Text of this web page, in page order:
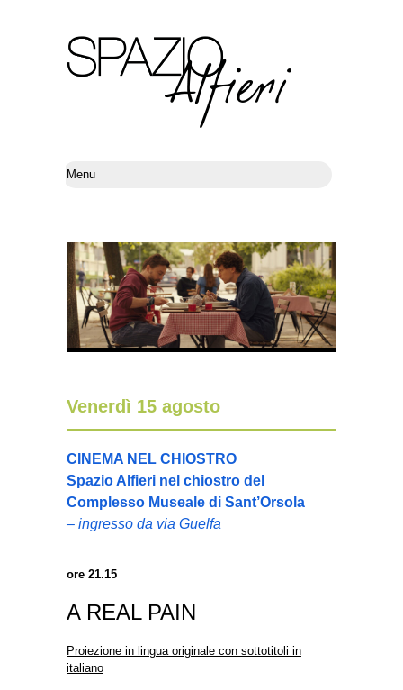
Venerdì 15 agosto
CINEMA NEL CHIOSTRO
Spazio Alfieri nel chiostro del
Complesso Museale di Sant’Orsola
– ingresso da via Guelfa
ore 21.15
A REAL PAIN
Proiezione in lingua originale con sottotitoli in
italiano